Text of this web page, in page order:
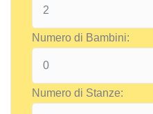
Numero di Bambini:
Numero di Stanze: